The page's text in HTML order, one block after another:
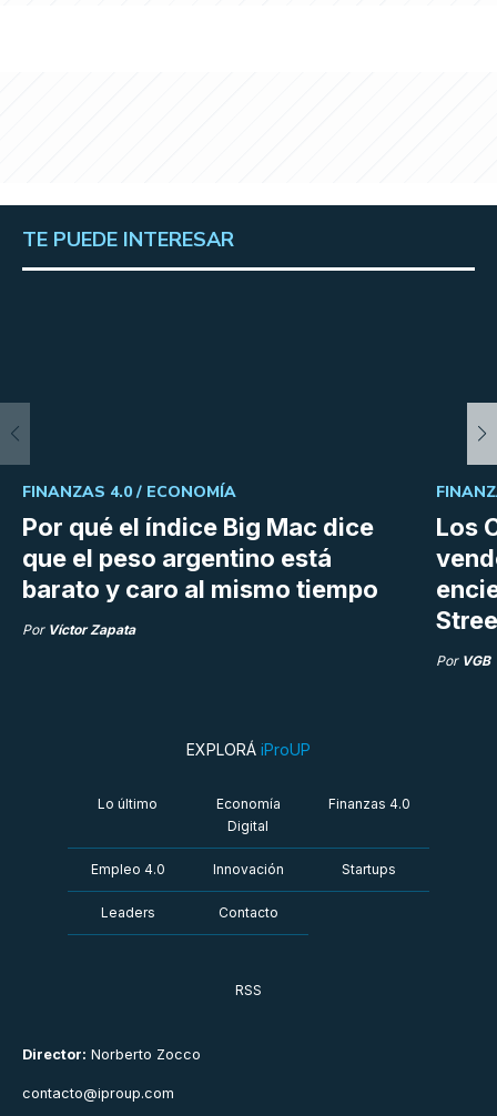
TE PUEDE INTERESAR
Por qué el índice Big Mac dice
que el peso argentino está
barato y caro al mismo tiempo
FINANZAS 4.0 / ECONOMÍA
Por Víctor Zapata
Los
Por VGB
Director: Norberto Zocco
contacto@iproup.com
EXPLORÁ iProUP
Lo último
Economía
Digital
Finanzas 4.0
Empleo 4.0 Innovación Startups
Leaders Contacto
RSS